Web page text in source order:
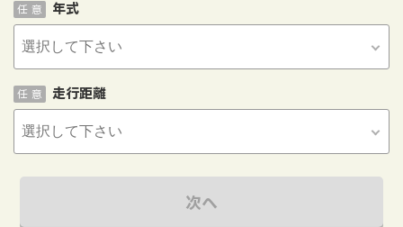
年式
任 意
走行距離
任 意
次へ